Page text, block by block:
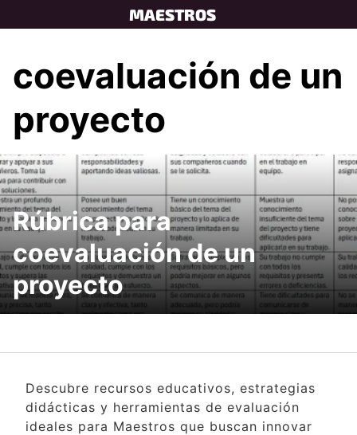
to
MAESTROS
coevaluación de un
proyecto
Rúbrica para
coevaluación de un
proyecto
Descubre recursos educativos, estrategias
didácticas y herramientas de evaluación
ideales para Maestros que buscan innovar